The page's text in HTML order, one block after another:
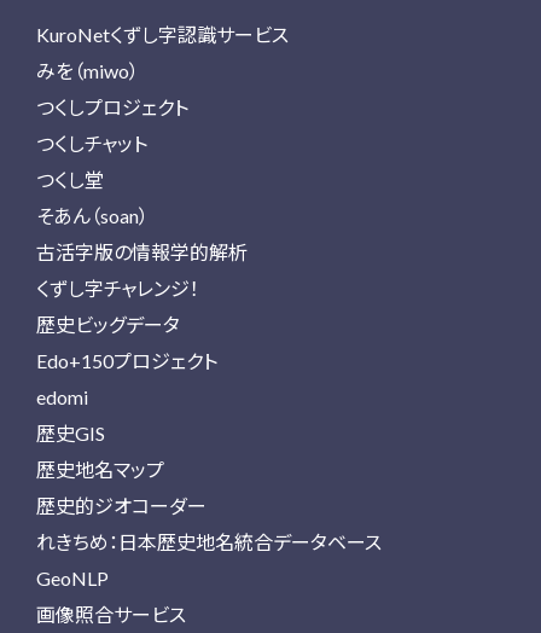
KuroNetくずし字認識サービス
みを（miwo）
つくしプロジェクト
つくしチャット
つくし堂
そあん（soan）
古活字版の情報学的解析
くずし字チャレンジ！
歴史ビッグデータ
Edo+150プロジェクト
edomi
歴史GIS
歴史地名マップ
歴史的ジオコーダー
れきちめ：日本歴史地名統合データベース
GeoNLP
画像照合サービス